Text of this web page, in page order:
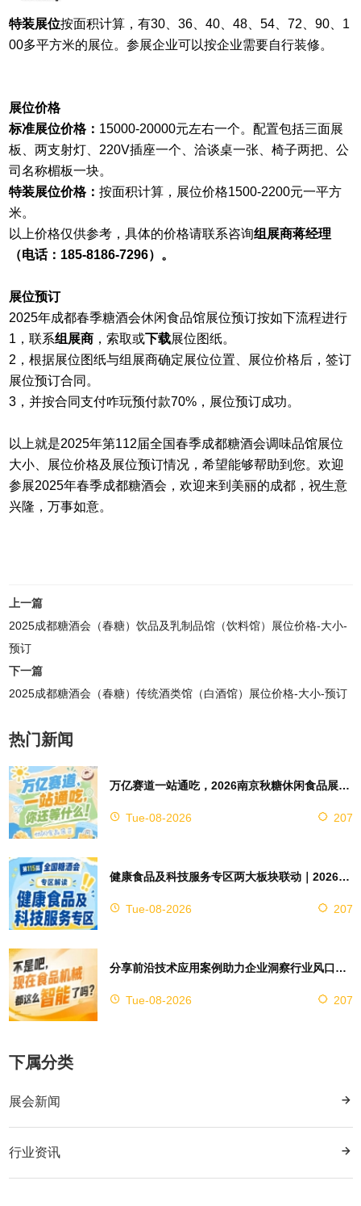
特装展位按面积计算，有30、36、40、48、54、 72 、90、1
00多平方米的展位。 参展企业可以按企业需要自行装修。
展位价格
标准展位价格： 15000-20000元左右一个。配置包括三面展
板、两支射灯、220V插座一个、洽谈桌一张、椅子两把、公
司名称楣板一块。
特装展位价格： 按面积计算，展位价格1500-2200元一平方
米。
以上价格仅供参考，具体的价格请联系咨询组展商蒋经理
（电话： 185-8186-7296）。
展位预订
2025年成都春季糖酒会休闲食品馆展位预订按如下流程进行
1，联系组展商‍，索取或下载展位图纸。
2，根据展位图纸与组展商确定展位位置、展位价格后，签订
展位预订合同。
3， 并按合同支付咋玩预付款70%，展位预订成功。
以上就是2025年第112届全国春季成都糖酒会调味品馆展位
大小、展位价格及展位预订情况，希望能够帮助到您。欢迎
参展2025年春季成都糖酒会，欢迎来到美丽的成都，祝生意
兴隆，万事如意。
上一篇
2025成都糖酒会（春糖）饮品及乳制品馆（饮料馆）展位价格-大小-
预订
下一篇
2025成都糖酒会（春糖）传统酒类馆（白酒馆）展位价格-大小-预订
热门新闻
万亿赛道一站通吃，2026南京秋糖休闲食品展区4万㎡超大展馆等你来占位
Tue-08-2026 207
健康食品及科技服务专区两大板块联动｜2026南京秋糖实现双向赋能助力企业对接技术资源
Tue-08-2026 207
分享前沿技术应用案例助力企业洞察行业风口，2026南京秋糖9号馆赋能创新
Tue-08-2026 207
下属分类
展会新闻
行业资讯